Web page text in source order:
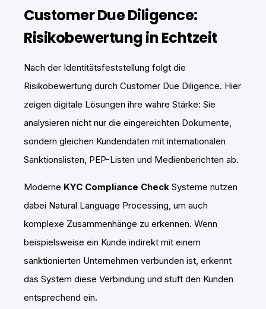
Customer Due Diligence:
Risikobewertung in Echtzeit
Nach der Identitätsfeststellung folgt die
Risikobewertung durch Customer Due Diligence. Hier
zeigen digitale Lösungen ihre wahre Stärke: Sie
analysieren nicht nur die eingereichten Dokumente,
sondern gleichen Kundendaten mit internationalen
Sanktionslisten, PEP-Listen und Medienberichten ab.
Moderne KYC Compliance Check Systeme nutzen
dabei Natural Language Processing, um auch
komplexe Zusammenhänge zu erkennen. Wenn
beispielsweise ein Kunde indirekt mit einem
sanktionierten Unternehmen verbunden ist, erkennt
das System diese Verbindung und stuft den Kunden
entsprechend ein.